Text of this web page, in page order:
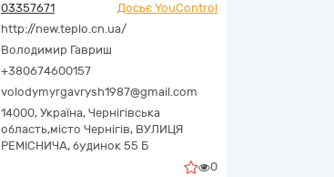
03357671
Досьє YouControl
http://new.teplo.cn.ua/
Володимир Гавриш
+380674600157
volodymyrgavrysh1987@gmail.com
14000, Україна, Чернігівська
область,місто Чернігів, ВУЛИЦЯ
РЕМІСНИЧА, будинок 55 Б
0